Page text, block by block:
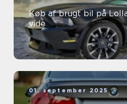
Køb af brugt bil på
vide
01. september 2025